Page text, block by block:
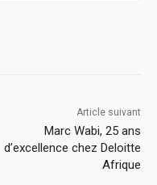
Article suivant
Marc Wabi, 25 ans
d’excellence chez Deloitte
Afrique